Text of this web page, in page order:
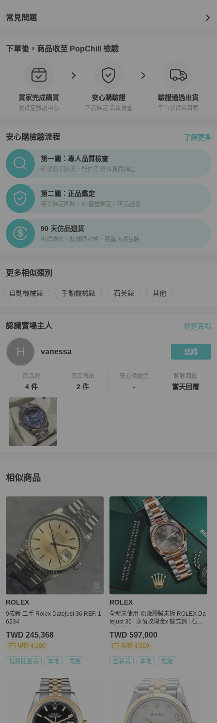
常見問題
下單後，商品收至 PopChill 檢驗
買家完成購買
收貨至驗證中心
安心購驗證
正品鑑定 品質檢查
驗證通過出貨
平台發貨給買家
安心購檢驗流程 了解更多
PopChill拍拍圈正品驗證、安心購檢驗流程介紹
第一關：專人品質檢查
確認商品狀況、配件等 符合頁面描述
第二關：正品鑑定
專業鑑定團隊、AI 儀器鑑定、正品證書
90 天仿品退貨
出貨錄影、防掉換封條、雙重防護包裝
更多相似類別
更多ROLEX男錶 相似商品推薦
自動機械錶 手動機械錶 石英錶 其他
認識賣場主人
PopChill 拍拍圈嚴選賣家
逛逛賣場
H vanessa 追蹤
商品數
4 件
商品售出
2 件
安心購通過
-
聊聊回覆
當天回覆
相似商品
更多相似ROLEX男錶推薦精品
ROLEX
9成新 二手 Rolex Datejust 36 REF. 1
6234
TWD 245,368
現折 4,500
近新閒置品 本地 免運
ROLEX
全新未使用-原廠膠膜未拆 ROLEX Da
tejust 36 | 永恆玫瑰金x 蠔式鋼 | 石灰
TWD 597,000
現折 4,500
全新品 本地 免運